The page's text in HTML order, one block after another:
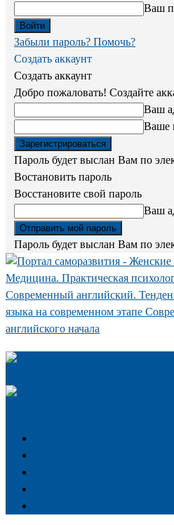
Ваш
Забыли пароль? Помочь?
Создать аккаунт
Создать аккаунт
Добро пожаловать! Создайте
Ваш
Ваше
Пароль будет выслан Вам по
Востановить пароль
Восстановите свой пароль
Ваш
Пароль будет выслан Вам по
Современный английский.
языка на современном этапе
английского начала